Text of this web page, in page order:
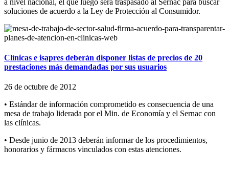
a nivel nacional, el que luego será traspasado al Sernac para buscar
soluciones de acuerdo a la Ley de Protección al Consumidor.
Clínicas e isapres deberán disponer listas de precios de 20
prestaciones más demandadas por sus usuarios
26 de octubre de 2012
• Estándar de información comprometido es consecuencia de una
mesa de trabajo liderada por el Min. de Economía y el Sernac con
las clínicas.
• Desde junio de 2013 deberán informar de los procedimientos,
honorarios y fármacos vinculados con estas atenciones.